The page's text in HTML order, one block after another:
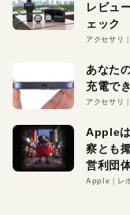
レビュ
ェック
アクセサリ
あなた
充電で
アクセサリ
Apple
察とも
営利団
る理由
Apple レ